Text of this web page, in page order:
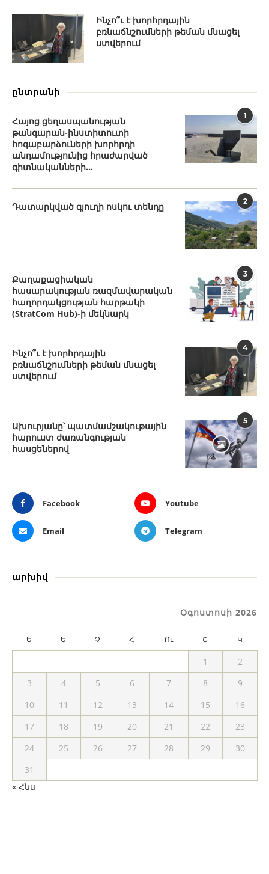
Ինչո՞ւ է խորհրդային
բռնաճնշումների թեման մնացել
ստվերում
ընտրանի
1
Հայոց ցեղասպանության
թանգարան-ինստիտուտի
հոգաբարձուների խորհրդի
անդամությունից հրաժարված
գիտնականների...
2
Դատարկված գյուղի ոսկու տենդը
3
Քաղաքացիական
հասարակության ռազմավարական
հաղորդակցության հարթակի
(StratCom Hub)-ի մեկնարկ
4
Ինչո՞ւ է խորհրդային
բռնաճնշումների թեման մնացել
ստվերում
5
Ախուրյանը՝ պատմամշակութային
հարուստ ժառանգության
հասցեներով
Facebook Youtube
Email Telegram
արխիվ
Օգոստոսի 2026
Ե Ե Չ Հ Ու Շ Կ
1
2
3
4 5 6 7 8
9
10
11 12 13 14 15
16
17
18 19 20 21 22
23
24
25 26 27 28 29
30
31
« Հնս